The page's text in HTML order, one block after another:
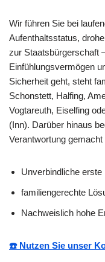
Wir führen Sie bei
Aufenthaltsstatus,
zur Staatsbürgerschaft
Einfühlungsvermögen
Sicherheit geht, steht
Schonstett, Halfing,
Vogtareuth, Eiselfing
(Inn). Darüber hinaus
Verantwortung
Unverbindliche erste
familiengerechte
Nachweislich hohe
☎️ Nutzen Sie unser